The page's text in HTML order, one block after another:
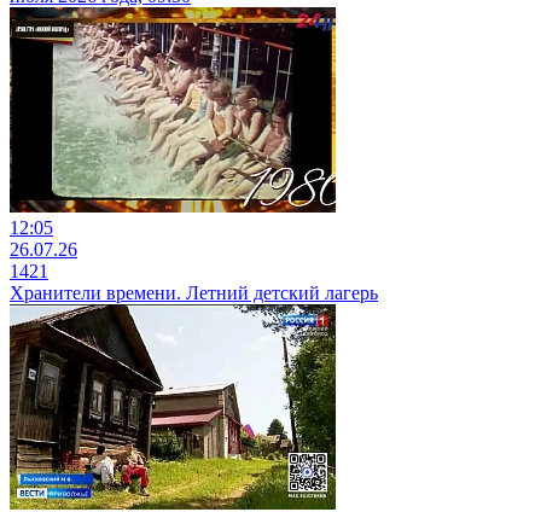
12:05
26.07.26
1421
Хранители времени. Летний детский лагерь